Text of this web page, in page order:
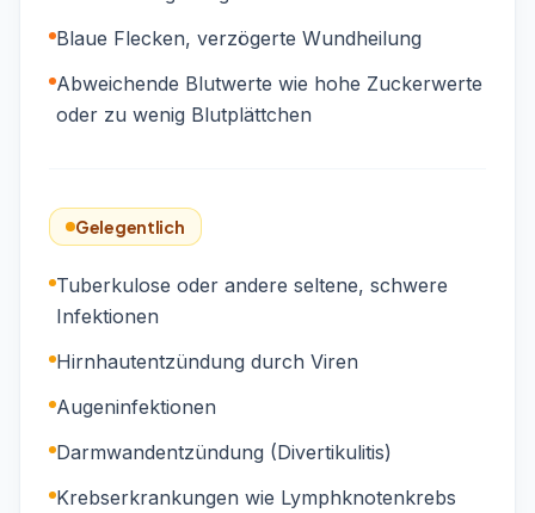
Blaue Flecken, verzögerte Wundheilung
Abweichende Blutwerte wie hohe Zuckerwerte
oder zu wenig Blutplättchen
Gelegentlich
Tuberkulose oder andere seltene, schwere
Infektionen
Hirnhautentzündung durch Viren
Augeninfektionen
Darmwandentzündung (Divertikulitis)
Krebserkrankungen wie Lymphknotenkrebs